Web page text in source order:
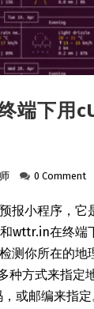
端下用
0 Comment
报小程序，它
wttr.in在终端
测你所在的地
种方式来指定
或邮编来指